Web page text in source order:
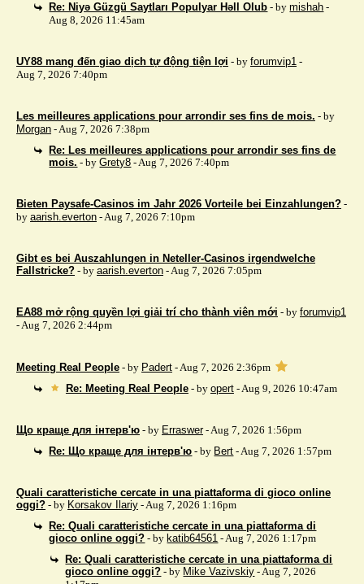
Re: Niyə Güzgü Saytları Populyar Həll Olub - bymishah -
Aug 8, 2026 11:45am
UY88 mang đến giao dịch tự động tiện lợi - by forumvip1 -
Aug 7, 2026 7:40pm
Les meilleures applications pour arrondir ses fins de mois. - by
Morgan - Aug 7, 2026 7:38pm
Re: Les meilleures applications pour arrondir ses fins de
mois. - byGrety8 - Aug 7, 2026 7:40pm
Bieten Paysafe-Casinos im Jahr 2026 Vorteile bei Einzahlungen? -
by aarish.everton - Aug 7, 2026 7:10pm
Gibt es bei Auszahlungen in Neteller-Casinos irgendwelche
Fallstricke? - by aarish.everton - Aug 7, 2026 7:05pm
EA88 mở rộng quyền lợi giải trí cho thành viên mới - by forumvip1
- Aug 7, 2026 2:44pm
Meeting Real People - by Padert - Aug 7, 2026 2:36pm
Re: Meeting Real People - by opert- Aug 9, 2026 10:47am
Що краще для інтерв'ю - by Erraswer- Aug 7, 2026 1:56pm
Re: Що краще для інтерв'ю - by Bert - Aug 7, 2026 1:57pm
Quali caratteristiche cercate in una piattaforma di gioco online
oggi? - by Korsakov Ilariy - Aug 7, 2026 1:16pm
Re: Quali caratteristiche cercate in una piattaforma di
gioco online oggi? - by katib64561 - Aug 7, 2026 1:17pm
Re: Quali caratteristiche cercate in una piattaforma di
gioco online oggi? - by Mike Vazivskiy - Aug 7, 2026